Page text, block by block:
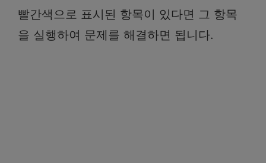
빨간색으로 표시된 항목이 있다면 그 항목
을 실행하여 문제를 해결하면 됩니다.